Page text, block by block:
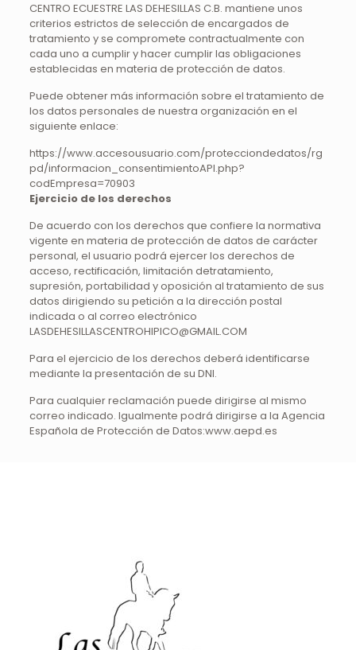
CENTRO ECUESTRE LAS DEHESILLAS C.B. mantiene unos
criterios estrictos de selección de encargados de
tratamiento y se compromete contractualmente con
cada uno a cumplir y hacer cumplir las obligaciones
establecidas en materia de protección de datos.
Puede obtener más información sobre el tratamiento de
los datos personales de nuestra organización en el
siguiente enlace:
https://www.accesousuario.com/protecciondedatos/rg
pd/informacion_consentimientoAPI.php?
codEmpresa=70903
Ejercicio de los derechos
De acuerdo con los derechos que confiere la normativa
vigente en materia de protección de datos de carácter
personal, el usuario podrá ejercer los derechos de
acceso, rectificación, limitación detratamiento,
supresión, portabilidad y oposición al tratamiento de sus
datos dirigiendo su petición a la dirección postal
indicada o al correo electrónico
LASDEHESILLASCENTROHIPICO@GMAIL.COM
Para el ejercicio de los derechos deberá identificarse
mediante la presentación de su DNI.
Para cualquier reclamación puede dirigirse al mismo
correo indicado. Igualmente podrá dirigirse a la Agencia
Española de Protección de Datos:www.aepd.es